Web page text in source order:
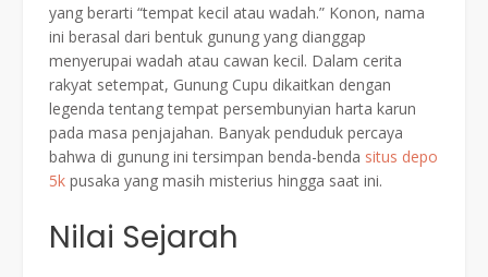
yang berarti “tempat kecil atau wadah.” Konon, nama
ini berasal dari bentuk gunung yang dianggap
menyerupai wadah atau cawan kecil. Dalam cerita
rakyat setempat, Gunung Cupu dikaitkan dengan
legenda tentang tempat persembunyian harta karun
pada masa penjajahan. Banyak penduduk percaya
bahwa di gunung ini tersimpan benda-benda situs depo
5k pusaka yang masih misterius hingga saat ini.
Nilai Sejarah